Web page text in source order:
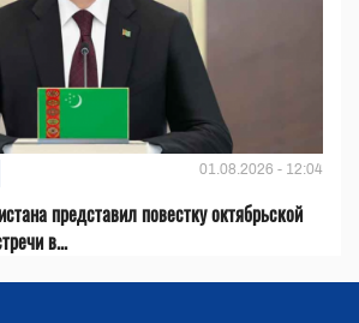
01.08.2026 - 12:04
представил повестку октябрьской
в...